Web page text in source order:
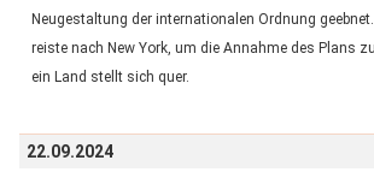
Neugestaltung der internationalen Ordnung
reiste nach New York, um die Annahme des Plans
ein Land stellt sich quer.
22.09.2024